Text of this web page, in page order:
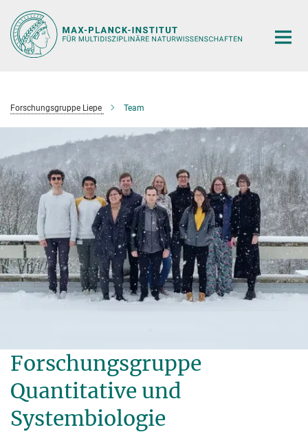
Hauptinhalt
Forschungsgruppe Liepe Team
Forschungsgruppe
Quantitative und
Systembiologie